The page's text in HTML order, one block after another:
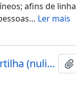
afins de linha
… Ler mais
122.28 - Órfãos e Sucessões/ Sucessões/ Invalidação de partilha (nulidade, anulação)